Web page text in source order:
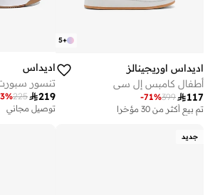
+
5
اديداس اوريجينالز
أطفال كامبس إل سي
117
399
-71%
تم بيع أكثر من 30 مؤخرا
اديداس
تنسور
219
225
3%
توصيل مجاني
على وشك النفاد
جديد